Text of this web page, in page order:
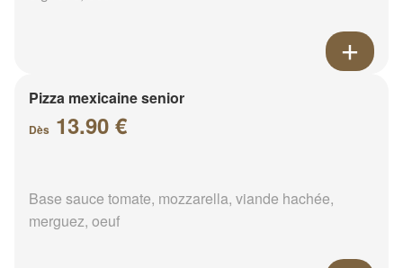
Pizza mexicaine senior
Dès 13.90 €
Base sauce tomate, mozzarella, viande hachée,
merguez, oeuf